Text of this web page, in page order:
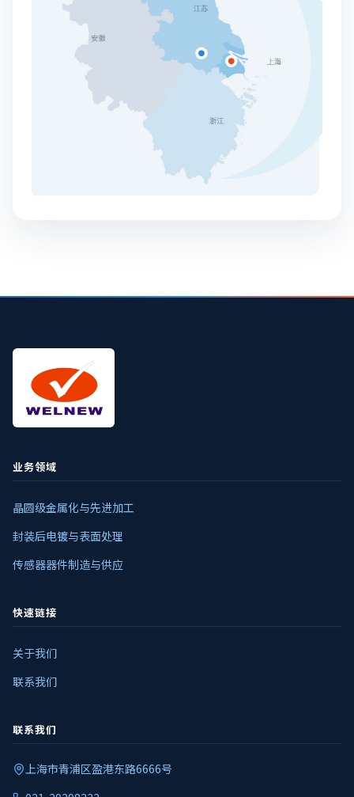
业务领域
晶圆级金属化与先进加工
封装后电镀与表面处理
传感器器件制造与供应
快速链接
关于我们
联系我们
联系我们
上海市青浦区盈港东路6666号